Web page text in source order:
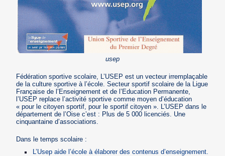
usep
Fédération sportive scolaire, L’USEP est un vecteur irremplaçable
de la culture sportive à l’école. Secteur sportif scolaire de la Ligue
Française de l’Enseignement et de l’Education Permanente,
l’USEP replace l’activité sportive comme moyen d’éducation
« pour le citoyen sportif, pour le sportif citoyen ». L’USEP dans le
département de l’Oise c’est : Plus de 5 000 licenciés. Une
cinquantaine d’associations.
Dans le temps scolaire :
L’Usep aide l’école à élaborer des contenus d’enseignement.